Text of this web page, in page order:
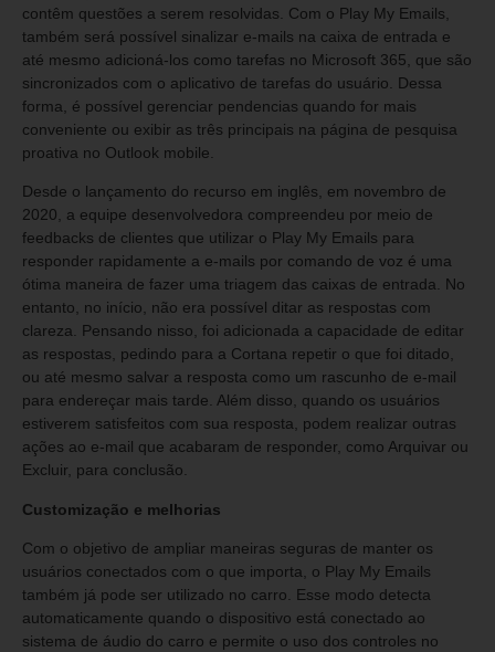
contêm questões a serem resolvidas. Com o Play My Emails,
também será possível sinalizar e-mails na caixa de entrada e
até mesmo adicioná-los como tarefas no Microsoft 365, que são
sincronizados com o aplicativo de tarefas do usuário. Dessa
forma, é possível gerenciar pendencias quando for mais
conveniente ou exibir as três principais na página de pesquisa
proativa no Outlook mobile.
Desde o lançamento do recurso em inglês, em novembro de
2020, a equipe desenvolvedora compreendeu por meio de
feedbacks de clientes que utilizar o Play My Emails para
responder rapidamente a e-mails por comando de voz é uma
ótima maneira de fazer uma triagem das caixas de entrada. No
entanto, no início, não era possível ditar as respostas com
clareza. Pensando nisso, foi adicionada a capacidade de editar
as respostas, pedindo para a Cortana repetir o que foi ditado,
ou até mesmo salvar a resposta como um rascunho de e-mail
para endereçar mais tarde. Além disso, quando os usuários
estiverem satisfeitos com sua resposta, podem realizar outras
ações ao e-mail que acabaram de responder, como Arquivar ou
Excluir, para conclusão.
Customização e melhorias
Com o objetivo de ampliar maneiras seguras de manter os
usuários conectados com o que importa, o Play My Emails
também já pode ser utilizado no carro. Esse modo detecta
automaticamente quando o dispositivo está conectado ao
sistema de áudio do carro e permite o uso dos controles no